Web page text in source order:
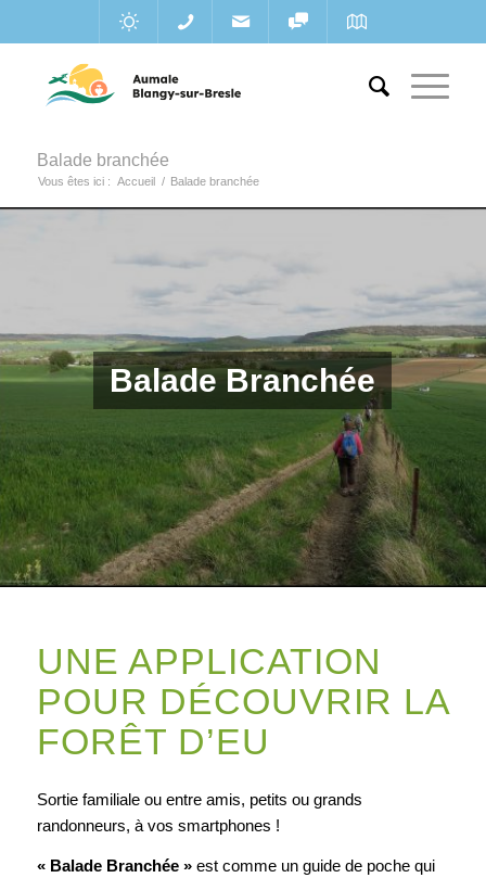
Balade branchée
Vous êtes ici : Accueil / Balade branchée
Balade Branchée
UNE APPLICATION
POUR DÉCOUVRIR LA
FORÊT D’EU
Sortie familiale ou entre amis, petits ou grands
randonneurs, à vos smartphones !
« Balade Branchée »est comme un guide de poche qui